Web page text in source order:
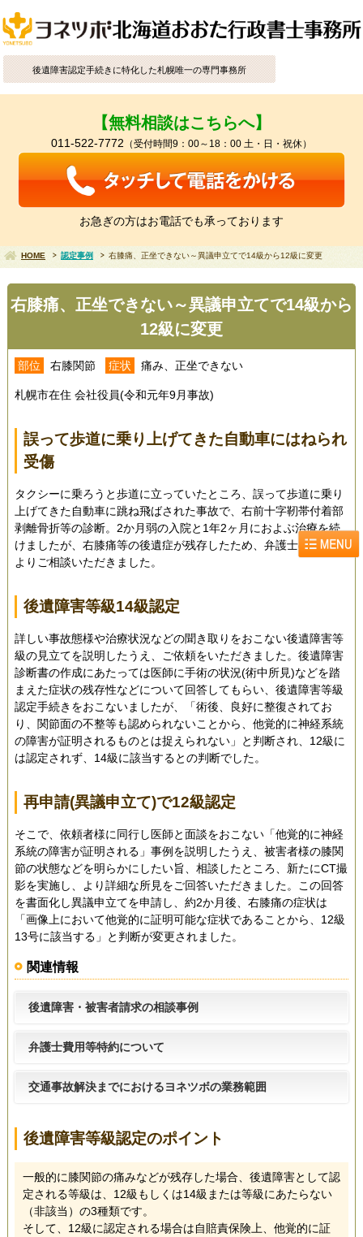
後遺障害認定手続きに特化した札幌唯一の専門事務所
【無料相談はこちらへ】
011-522-7772 （受付時間9：00～18：00 土・日・祝休）
お急ぎの方はお電話でも承っております
HOME 認定事例 右膝痛、正坐できない～異議申立てで14級から12級に変更
右膝痛、正坐できない～異議申立てで14級から
12級に変更
部位 右膝関節 症状 痛み、正坐できない
札幌市在住 会社役員(令和元年9月事故)
誤って歩道に乗り上げてきた自動車にはねられ
受傷
タクシーに乗ろうと歩道に立っていたところ、誤って歩道に乗り
上げてきた自動車に跳ね飛ばされた事故で、右前十字靭帯付着部
剥離骨折等の診断。2か月弱の入院と1年2ヶ月におよぶ治療を続
けましたが、右膝痛等の後遺症が残存したため、弁護士の紹介に
よりご相談いただきました。
後遺障害等級14級認定
詳しい事故態様や治療状況などの聞き取りをおこない後遺障害等
級の見立てを説明したうえ、ご依頼をいただきました。後遺障害
診断書の作成にあたっては医師に手術の状況(術中所見)などを踏
まえた症状の残存性などについて回答してもらい、後遺障害等級
認定手続きをおこないましたが、「術後、良好に整復されてお
り、関節面の不整等も認められないことから、他覚的に神経系統
の障害が証明されるものとは捉えられない」と判断され、12級に
は認定されず、14級に該当するとの判断でした。
再申請(異議申立て)で12級認定
そこで、依頼者様に同行し医師と面談をおこない「他覚的に神経
系統の障害が証明される」事例を説明したうえ、被害者様の膝関
節の状態などを明らかにしたい旨、相談したところ、新たにCT撮
影を実施し、より詳細な所見をご回答いただきました。この回答
を書面化し異議申立てを申請し、約2か月後、右膝痛の症状は
「画像上において他覚的に証明可能な症状であることから、12級
13号に該当する」と判断が変更されました。
関連情報
後遺障害・被害者請求の相談事例
弁護士費用等特約について
交通事故解決までにおけるヨネツボの業務範囲
後遺障害等級認定のポイント
一般的に膝関節の痛みなどが残存した場合、後遺障害として認
定される等級は、12級もしくは14級または等級にあたらない
（非該当）の3種類です。
そして、12級に認定される場合は自賠責保険上、他覚的に証